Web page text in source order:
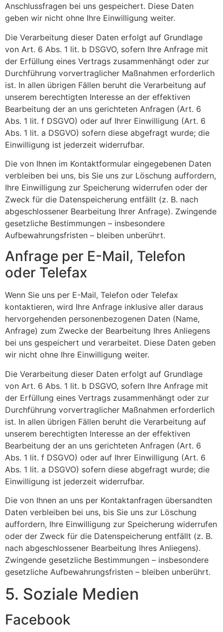
Anschlussfragen bei uns gespeichert. Diese Daten
geben wir nicht ohne Ihre Einwilligung weiter.
Die Verarbeitung dieser Daten erfolgt auf Grundlage
von Art. 6 Abs. 1 lit. b DSGVO, sofern Ihre Anfrage mit
der Erfüllung eines Vertrags zusammenhängt oder zur
Durchführung vorvertraglicher Maßnahmen erforderlich
ist. In allen übrigen Fällen beruht die Verarbeitung auf
unserem berechtigten Interesse an der effektiven
Bearbeitung der an uns gerichteten Anfragen (Art. 6
Abs. 1 lit. f DSGVO) oder auf Ihrer Einwilligung (Art. 6
Abs. 1 lit. a DSGVO) sofern diese abgefragt wurde; die
Einwilligung ist jederzeit widerrufbar.
Die von Ihnen im Kontaktformular eingegebenen Daten
verbleiben bei uns, bis Sie uns zur Löschung auffordern,
Ihre Einwilligung zur Speicherung widerrufen oder der
Zweck für die Datenspeicherung entfällt (z. B. nach
abgeschlossener Bearbeitung Ihrer Anfrage). Zwingende
gesetzliche Bestimmungen – insbesondere
Aufbewahrungsfristen – bleiben unberührt.
Anfrage per E-Mail, Telefon
oder Telefax
Wenn Sie uns per E-Mail, Telefon oder Telefax
kontaktieren, wird Ihre Anfrage inklusive aller daraus
hervorgehenden personenbezogenen Daten (Name,
Anfrage) zum Zwecke der Bearbeitung Ihres Anliegens
bei uns gespeichert und verarbeitet. Diese Daten geben
wir nicht ohne Ihre Einwilligung weiter.
Die Verarbeitung dieser Daten erfolgt auf Grundlage
von Art. 6 Abs. 1 lit. b DSGVO, sofern Ihre Anfrage mit
der Erfüllung eines Vertrags zusammenhängt oder zur
Durchführung vorvertraglicher Maßnahmen erforderlich
ist. In allen übrigen Fällen beruht die Verarbeitung auf
unserem berechtigten Interesse an der effektiven
Bearbeitung der an uns gerichteten Anfragen (Art. 6
Abs. 1 lit. f DSGVO) oder auf Ihrer Einwilligung (Art. 6
Abs. 1 lit. a DSGVO) sofern diese abgefragt wurde; die
Einwilligung ist jederzeit widerrufbar.
Die von Ihnen an uns per Kontaktanfragen übersandten
Daten verbleiben bei uns, bis Sie uns zur Löschung
auffordern, Ihre Einwilligung zur Speicherung widerrufen
oder der Zweck für die Datenspeicherung entfällt (z. B.
nach abgeschlossener Bearbeitung Ihres Anliegens).
Zwingende gesetzliche Bestimmungen – insbesondere
gesetzliche Aufbewahrungsfristen – bleiben unberührt.
5. Soziale Medien
Facebook